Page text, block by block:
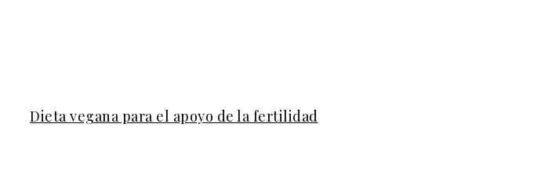
Dieta vegana para el apoyo de la fertilidad